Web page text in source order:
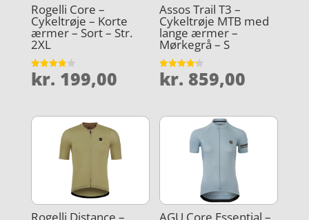
Rogelli Core –
Cykeltrøje – Korte
ærmer – Sort – Str.
2XL
Vurderet
3.9
kr. 199,00
Assos Trail T3 –
Cykeltrøje MTB med
lange ærmer –
Mørkegrå – S
Vurderet
4.2
kr. 859,00